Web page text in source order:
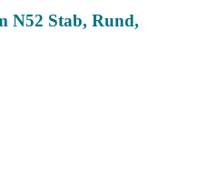
N52 Stab, Rund,